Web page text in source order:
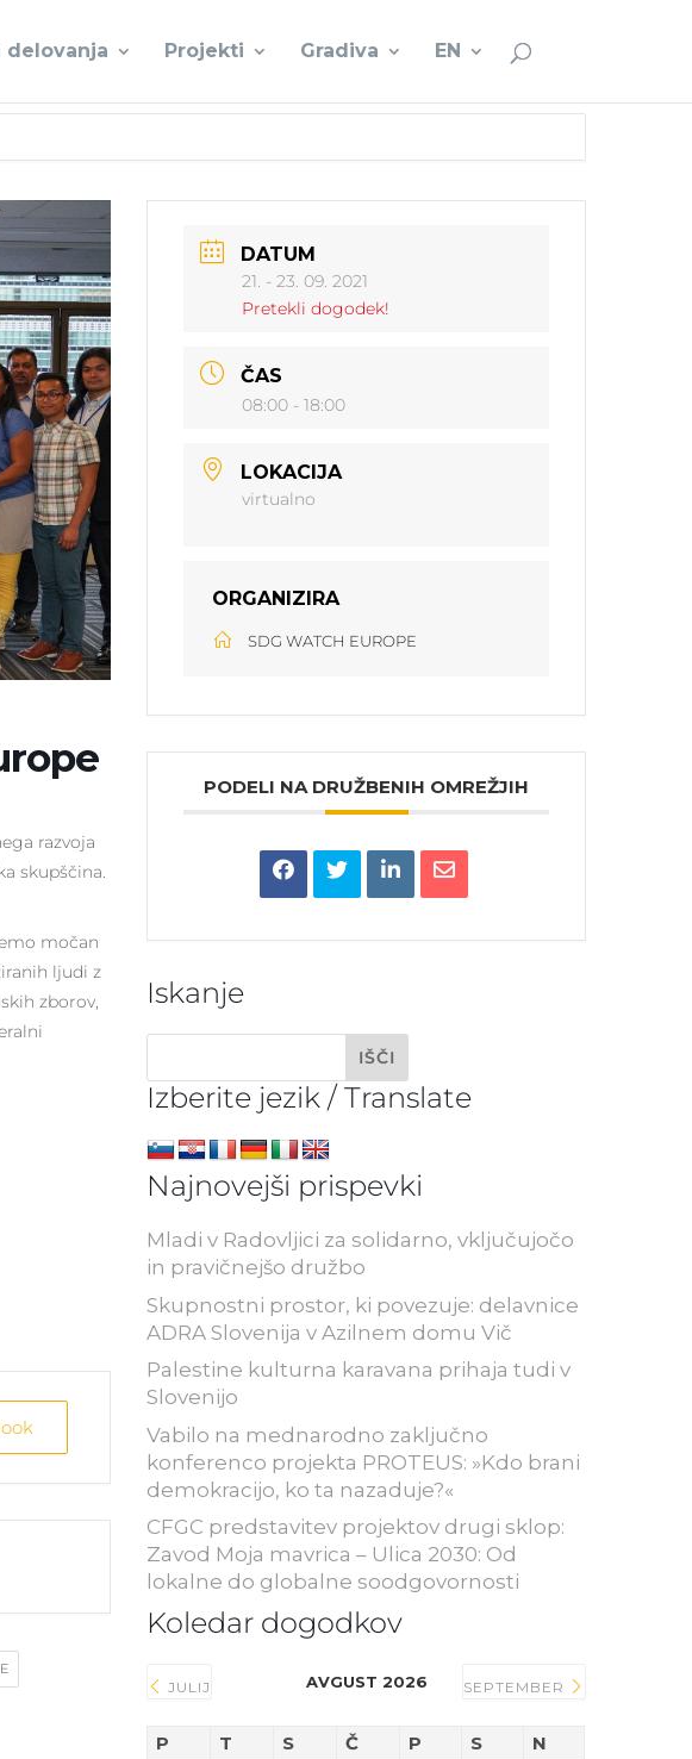
delovanja Projekti Gradiva EN
razvoja
skupščina.
močan
ljudi z
zborov,
DATUM
21. - 23. 09. 2021
Pretekli dogodek!
ČAS
08:00 - 18:00
LOKACIJA
virtualno
ORGANIZIRA
SDG WATCH EUROPE
PODELI NA DRUŽBENIH OMREŽJIH
Iskanje
Izberite jezik / Translate
Najnovejši prispevki
Mladi v Radovljici za solidarno, vključujočo
in pravičnejšo družbo
Skupnostni prostor, ki povezuje: delavnice
ADRA Slovenija v Azilnem domu Vič
Palestine kulturna karavana prihaja tudi v
Slovenijo
Vabilo na mednarodno zaključno
konferenco projekta PROTEUS: »Kdo brani
demokracijo, ko ta nazaduje?«
CFGC predstavitev projektov drugi sklop:
Zavod Moja mavrica – Ulica 2030: Od
lokalne do globalne soodgovornosti
Koledar dogodkov
JULIJ AVGUST 2026 SEPTEMBER
P T S Č P S N